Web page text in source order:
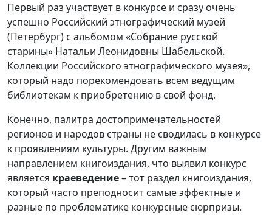
Первый раз участвует в конкурсе и сразу очень
успешно Российский этнографический музей
(Петербург) с альбомом «Собрание русской
старины» Натальи Леонидовны Шабельской.
Коллекции Российского этнографического музея»,
который надо порекомендовать всем ведущим
библиотекам к приобретению в свой фонд.
Конечно, палитра достопримечательностей
регионов и народов страны не сводилась в конкурсе
к проявлениям культуры. Другим важным
направлением книгоиздания, что выявил конкурс
является краеведение– тот раздел книгоиздания,
который часто преподносит самые эффектные и
разные по проблематике конкурсные сюрпризы.